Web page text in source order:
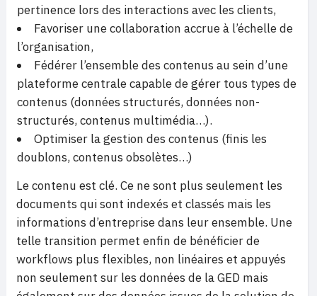
pertinence lors des interactions avec les clients,
Favoriser une collaboration accrue à l’échelle de
l’organisation,
Fédérer l’ensemble des contenus au sein d’une
plateforme centrale capable de gérer tous types de
contenus (données structurés, données non-
structurés, contenus multimédia…).
Optimiser la gestion des contenus (finis les
doublons, contenus obsolètes…)
Le contenu est clé. Ce ne sont plus seulement les
documents qui sont indexés et classés mais les
informations d’entreprise dans leur ensemble. Une
telle transition permet enfin de bénéficier de
workflows plus flexibles, non linéaires et appuyés
non seulement sur les données de la GED mais